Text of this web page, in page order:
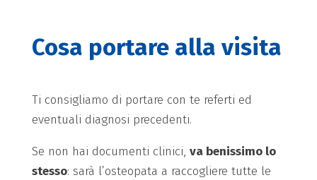
Cosa portare alla visita
Ti consigliamo di portare con te referti ed
eventuali diagnosi precedenti.
Se non hai documenti clinici, va benissimo lo
stesso: sarà l’osteopata a raccogliere tutte le